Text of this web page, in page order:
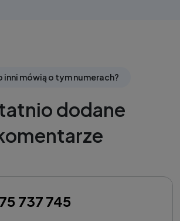
inni mówią o tym numerach?
dodane
737 745